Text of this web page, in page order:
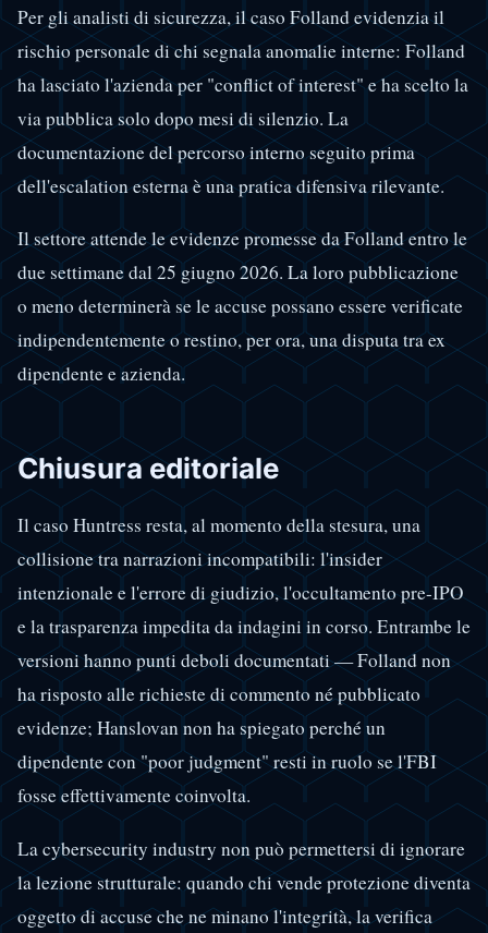
Per gli analisti di sicurezza, il caso Folland evidenzia il
rischio personale di chi segnala anomalie interne: Folland
ha lasciato l'azienda per "conflict of interest" e ha scelto la
via pubblica solo dopo mesi di silenzio. La
documentazione del percorso interno seguito prima
dell'escalation esterna è una pratica difensiva rilevante.
Il settore attende le evidenze promesse da Folland entro le
due settimane dal 25 giugno 2026. La loro pubblicazione
o meno determinerà se le accuse possano essere verificate
indipendentemente o restino, per ora, una disputa tra ex
dipendente e azienda.
Chiusura editoriale
Il caso Huntress resta, al momento della stesura, una
collisione tra narrazioni incompatibili: l'insider
intenzionale e l'errore di giudizio, l'occultamento pre-IPO
e la trasparenza impedita da indagini in corso. Entrambe le
versioni hanno punti deboli documentati — Folland non
ha risposto alle richieste di commento né pubblicato
evidenze; Hanslovan non ha spiegato perché un
dipendente con "poor judgment" resti in ruolo se l'FBI
fosse effettivamente coinvolta.
La cybersecurity industry non può permettersi di ignorare
la lezione strutturale: quando chi vende protezione diventa
oggetto di accuse che ne minano l'integrità, la verifica